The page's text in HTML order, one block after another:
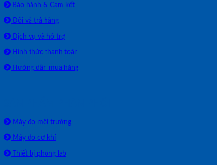
Bảo hành & Cam kết
Đổi và trả hàng
Dịch vụ và hỗ trợ
Hình thức thanh toán
Hướng dẫn mua hàng
Máy đo môi trường
Máy đo cơ khí
Thiết bị phòng lab